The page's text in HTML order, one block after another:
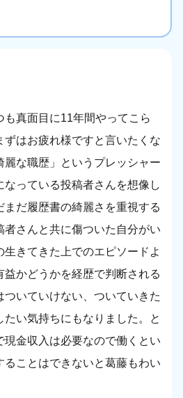
真面目に11年間やってこら
ずはお疲れ様ですと言いたくな
麗な職歴」というプレッシャー
なっている投稿者さんを想像し
まだ履歴書の綺麗さを重視する
者さんと共に傷ついた自分がい
生きてきた上でのエピソードよ
益かどうかを経歴で判断される
いていけない、ついていきた
たい気持ちにもなりました。と
現金収入は必要なので働くとい
ることはできないと葛藤もわい